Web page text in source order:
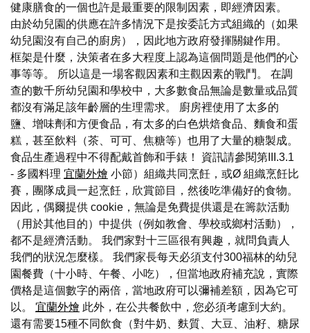
健康膳食的一個也許是最重要的限制因素，即經濟因素。
由於幼兒園的供應在許多情況下是按委託方式組織的（如果
幼兒園沒有自己的廚房），因此地方政府發揮關鍵作用。
框架是什麼，決策者在多大程度上認為這個問題是他們的心
事等等。 所以這是一場客觀因素和主觀因素的戰鬥。 在調
查的數千所幼兒園和學校中，大多數食品無論是數量或品質
都沒有滿足該年齡層的生理需求。 廚房裡使用了太多的
鹽、增味劑和方便食品，有太多的白色烘焙食品、麵食和蛋
糕，甚至飲料（茶、可可、焦糖等）也用了大量的糖製成。
食品生產過程中不得配戴首飾和手錶！ 資訊請參閱第III.3.1
- 多國料理 宜蘭外燴 小節）組織共同烹飪，或Ø 組織烹飪比
賽，團隊成員一起烹飪，欣賞節目，然後吃準備好的食物。
因此，偶爾提供 cookie，無論是免費提供還是在籌款活動
（用於其他目的）中提供（例如教會、學校或鄉村活動），
都不是經濟活動。 我們家對十三區很有興趣，就問負責人
我們的狀況怎麼樣。 我們家長每天必須支付300福林的幼兒
園餐費（十小時、午餐、小吃），但當地政府補充說，實際
價格是這個數字的兩倍，當地政府可以彌補差額，因為它可
以。 宜蘭外燴 此外，在公共餐飲中，您必須考慮到大約。
還有需要15種不同飲食（對牛奶、麩質、大豆、油籽、糖尿